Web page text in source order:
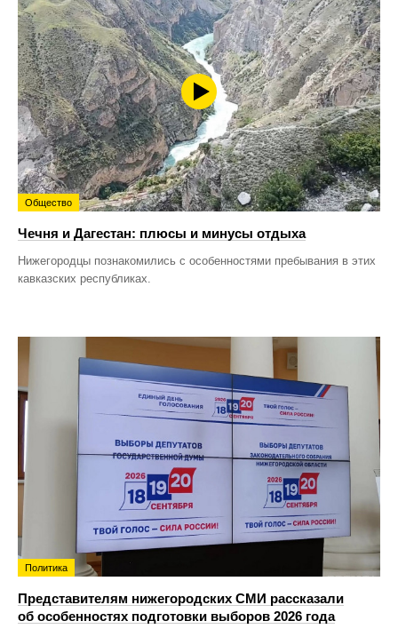
Общество
Чечня и Дагестан: плюсы и минусы отдыха
Нижегородцы познакомились с особенностями пребывания в этих
кавказских республиках.
Политика
Представителям нижегородских СМИ рассказали
об особенностях подготовки выборов 2026 года